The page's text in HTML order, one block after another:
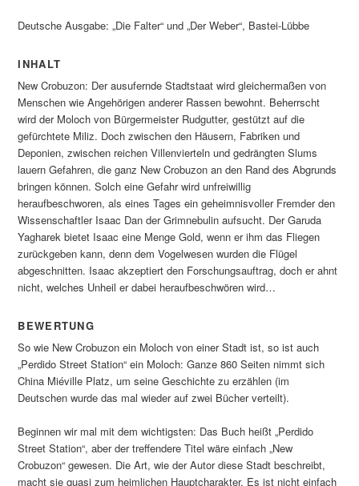
Deutsche Ausgabe: „Die Falter“ und „Der Weber“, Bastei-Lübbe
INHALT
New Crobuzon: Der ausufernde Stadtstaat wird gleichermaßen von
Menschen wie Angehörigen anderer Rassen bewohnt. Beherrscht
wird der Moloch von Bürgermeister Rudgutter, gestützt auf die
gefürchtete Miliz. Doch zwischen den Häusern, Fabriken und
Deponien, zwischen reichen Villenvierteln und gedrängten Slums
lauern Gefahren, die ganz New Crobuzon an den Rand des Abgrunds
bringen können. Solch eine Gefahr wird unfreiwillig
heraufbeschworen, als eines Tages ein geheimnisvoller Fremder den
Wissenschaftler Isaac Dan der Grimnebulin aufsucht. Der Garuda
Yagharek bietet Isaac eine Menge Gold, wenn er ihm das Fliegen
zurückgeben kann, denn dem Vogelwesen wurden die Flügel
abgeschnitten. Isaac akzeptiert den Forschungsauftrag, doch er ahnt
nicht, welches Unheil er dabei heraufbeschwören wird…
BEWERTUNG
So wie New Crobuzon ein Moloch von einer Stadt ist, so ist auch
„Perdido Street Station“ ein Moloch: Ganze 860 Seiten nimmt sich
China Miéville Platz, um seine Geschichte zu erzählen (im
Deutschen wurde das mal wieder auf zwei Bücher verteilt).
Beginnen wir mal mit dem wichtigsten: Das Buch heißt „Perdido
Street Station“, aber der treffendere Titel wäre einfach „New
Crobuzon“ gewesen. Die Art, wie der Autor diese Stadt beschreibt,
macht sie quasi zum heimlichen Hauptcharakter. Es ist nicht einfach